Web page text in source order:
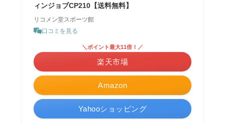
ィンジョブCP210【送料無料】
リコメン堂スポーツ館
口コミを見る
Amazon
＼ポイント最大11倍！／
楽天市場
Yahooショッピング